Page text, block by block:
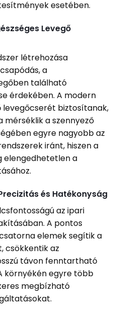
esetében.
Levegő
létrehozása
a
található
érdekében. A modern
levegőcserét biztosítanak,
a szennyező
egyre nagyobb az
iránt, hiszen a
elengedhetetlen a
és Hatékonyság
az ipari
A pontos
elemek segítik a
csökkentik az
távon fenntartható
környékén egyre több
megbízható